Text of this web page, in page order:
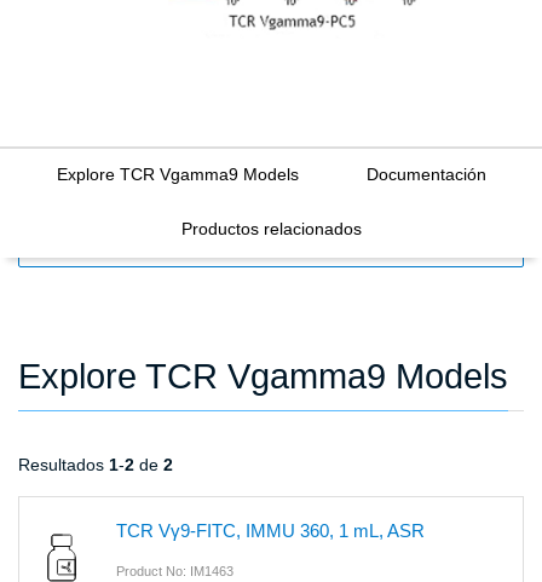
Explore TCR Vgamma9 Models Documentación
Productos relacionados
Explore TCR Vgamma9 Models
Resultados 1-2 de 2
TCR Vγ9-FITC, IMMU 360, 1 mL, ASR
Product No: IM1463